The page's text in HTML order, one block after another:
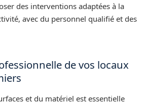
des interventions adaptées à la
avec du personnel qualifié et des
de vos locaux
et du matériel est essentielle